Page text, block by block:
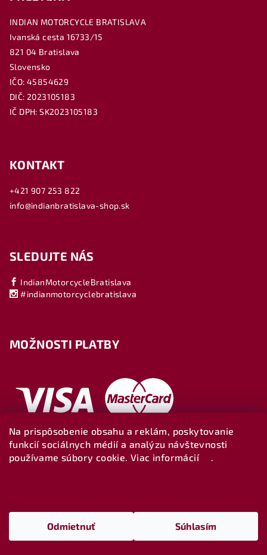
Na prispôsobenie obsahu a reklám, poskytovanie
funkcií sociálnych médií a analýzu návštevnosti
používame súbory cookie. Viac informácií
.
Odmietnuť Súhlasím
INDIAN MOTORCYCLE BRATISLAVA
Ivanská cesta 16733/15
821 04 Bratislava
Slovensko
IČO: 45854629
DIČ: 2023105183
IČ DPH: SK2023105183
KONTAKT
+421 907 253 822
info@indianbratislava-shop.sk
SLEDUJTE NÁS
IndianMotorcycleBratislava
#indianmotorcyclebratislava
MOŽNOSTI PLATBY
Upraviť nastavenie cookies
Vytvoril Shoptet